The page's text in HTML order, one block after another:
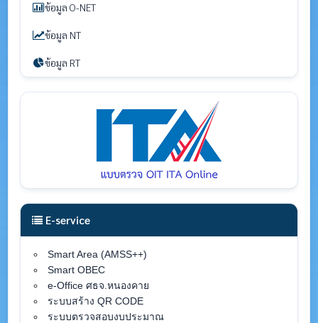
ข้อมูล O-NET
ข้อมูล NT
ข้อมูล RT
E-service
Smart Area (AMSS++)
Smart OBEC
e-Office ศธจ.หนองคาย
ระบบสร้าง QR CODE
ระบบตรวจสอบงบประมาณ